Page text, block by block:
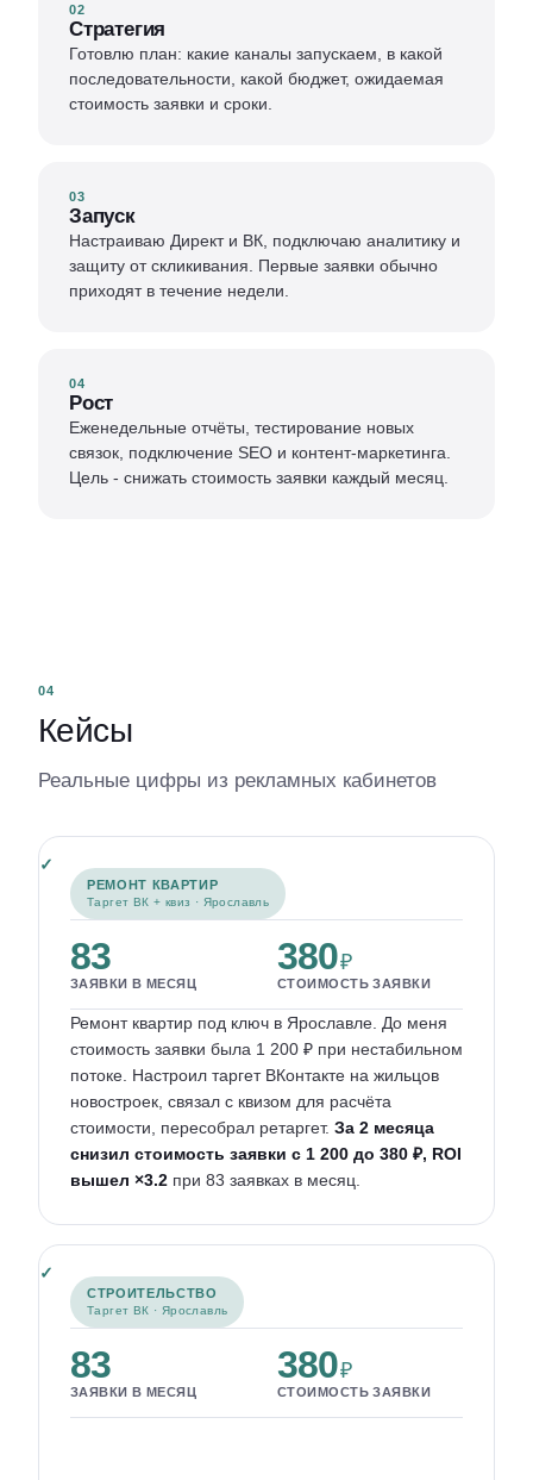
02
Стратегия
Готовлю план: какие каналы запускаем, в какой
последовательности, какой бюджет, ожидаемая
стоимость заявки и сроки.
03
Запуск
Настраиваю Директ и ВК, подключаю аналитику и
защиту от скликивания. Первые заявки обычно
приходят в течение недели.
04
Рост
Еженедельные отчёты, тестирование новых
связок, подключение SEO и контент-маркетинга.
Цель - снижать стоимость заявки каждый месяц.
04
Кейсы
Реальные цифры из рекламных кабинетов
РЕМОНТ КВАРТИР
Таргет ВК + квиз · Ярославль
83
ЗАЯВКИ В МЕСЯЦ
380₽
СТОИМОСТЬ ЗАЯВКИ
Ремонт квартир под ключ в Ярославле. До меня
стоимость заявки была 1 200 ₽ при нестабильном
потоке. Настроил таргет ВКонтакте на жильцов
новостроек, связал с квизом для расчёта
стоимости, пересобрал ретаргет. За 2 месяца
снизил стоимость заявки с 1 200 до 380 ₽, ROI
вышел ×3.2 при 83 заявках в месяц.
СТРОИТЕЛЬСТВО
Таргет ВК · Ярославль
83
ЗАЯВКИ В МЕСЯЦ
380₽
СТОИМОСТЬ ЗАЯВКИ